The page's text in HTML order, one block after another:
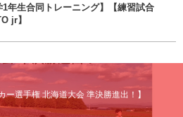
1年生合同トレーニング】【練習試合
jr】
選手権 北海道大会 準決勝進出！】